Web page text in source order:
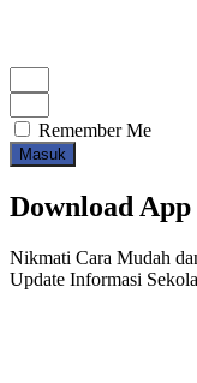
Remember Me
Masuk
Download
Nikmati Cara Mudah
Update Informasi